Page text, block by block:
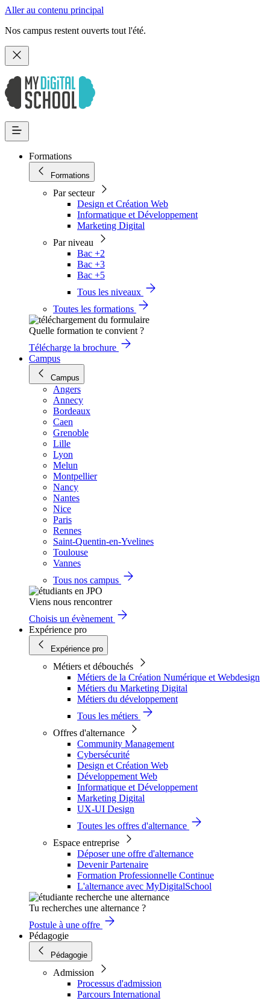
Aller au contenu principal
Nos campus restent ouverts tout l'été.
Formations
Formations
Par secteur
Design et Création Web
Informatique et Développement
Marketing Digital
Par niveau
Bac +2
Bac +3
Bac +5
Tous les niveaux
Toutes les formations
Quelle formation te convient ?
Télécharge la brochure
Campus
Campus
Angers
Annecy
Bordeaux
Caen
Grenoble
Lille
Lyon
Melun
Montpellier
Nancy
Nantes
Nice
Paris
Rennes
Saint-Quentin-en-Yvelines
Toulouse
Vannes
Tous nos campus
Viens nous rencontrer
Choisis un évènement
Expérience pro
Expérience pro
Métiers et débouchés
Métiers de la Création Numérique et Webdesign
Métiers du Marketing Digital
Métiers du développement
Tous les métiers
Offres d'alternance
Community Management
Cybersécurité
Design et Création Web
Développement Web
Informatique et Développement
Marketing Digital
UX-UI Design
Toutes les offres d'alternance
Espace entreprise
Déposer une offre d'alternance
Devenir Partenaire
Formation Professionnelle Continue
L'alternance avec MyDigitalSchool
Tu recherches une alternance ?
Postule à une offre
Pédagogie
Pédagogie
Admission
Processus d'admission
Parcours International